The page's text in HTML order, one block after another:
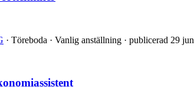
· Töreboda · Vanlig anställning · publicerad 29 jun